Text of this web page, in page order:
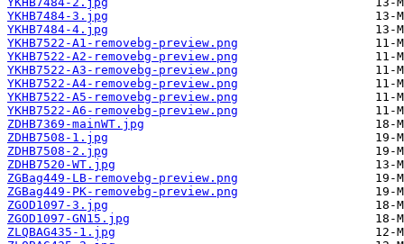
YKHB7484-3.jpg
YKHB7484-4.jpg
YKHB7522-A1-removebg-preview.png
YKHB7522-A2-removebg-preview.png
YKHB7522-A3-removebg-preview.png
YKHB7522-A4-removebg-preview.png
YKHB7522-A5-removebg-preview.png
YKHB7522-A6-removebg-preview.png
ZDHB7369-mainWT.jpg
ZDHB7508-1.jpg
ZDHB7508-2.jpg
ZDHB7520-WT.jpg
ZGBag449-LB-removebg-preview.png
ZGBag449-PK-removebg-preview.png
ZGOD1097-3.jpg
ZGOD1097-GN15.jpg
ZLQBAG435-1.jpg